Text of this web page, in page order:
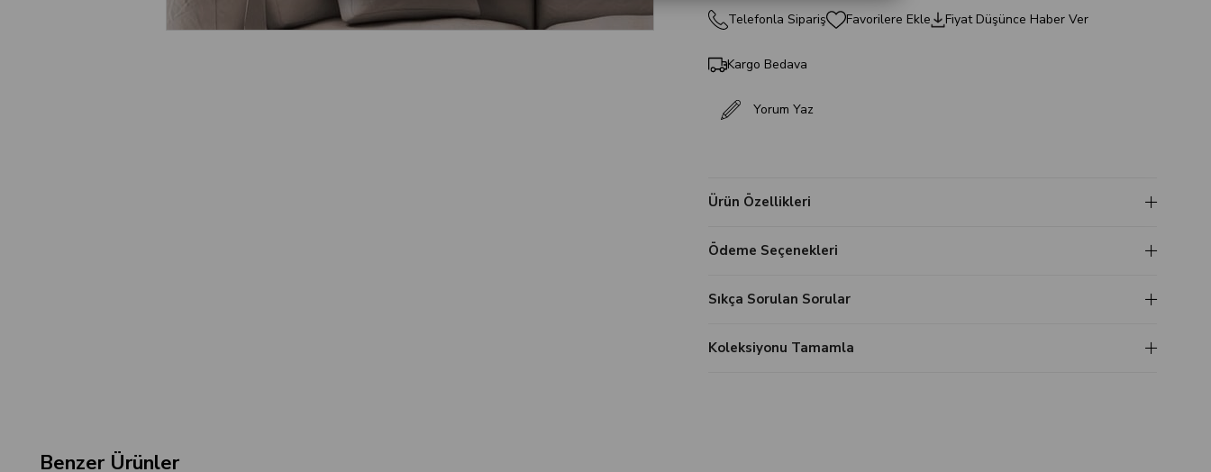
Telefonla Sipariş Favorilere Ekle Fiyat Düşünce Haber Ver
Kargo Bedava
Yorum Yaz
Ürün Özellikleri
Ödeme Seçenekleri
Sıkça Sorulan Sorular
Koleksiyonu Tamamla
Benzer Ürünler